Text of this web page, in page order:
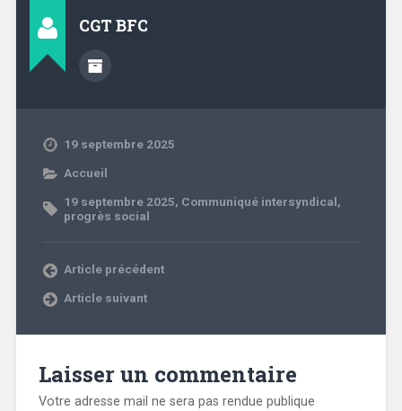
CGT BFC
19 septembre 2025
Accueil
19 septembre 2025, Communiqué intersyndical,
progrès social
Article précédent
Article suivant
Laisser un commentaire
Votre adresse mail ne sera pas rendue publique